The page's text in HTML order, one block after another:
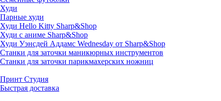
Худи
Парные худи
Худи Hello Kitty Sharp&Shop
Худи с аниме Sharp&Shop
Худи Уэнсдей Аддамс Wednesday от Sharp&Shop
Станки для заточки маникюрных инструментов
Станки для заточки парикмахерских ножниц
Принт Студия
Быстрая доставка